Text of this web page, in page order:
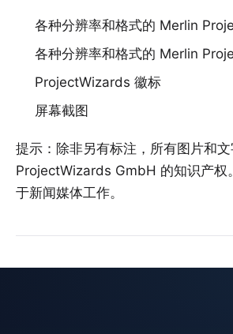
各种分辨率和格式的 Merlin
各种分辨率和格式的 Merlin
ProjectWizards 徽标
屏幕截图
提示：除非另有标注，所有图片和
ProjectWizards GmbH 的知识产权
于新闻媒体工作。